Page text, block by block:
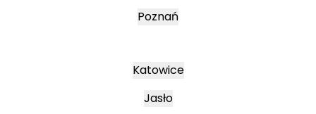
Poznań
Katowice
Jasło